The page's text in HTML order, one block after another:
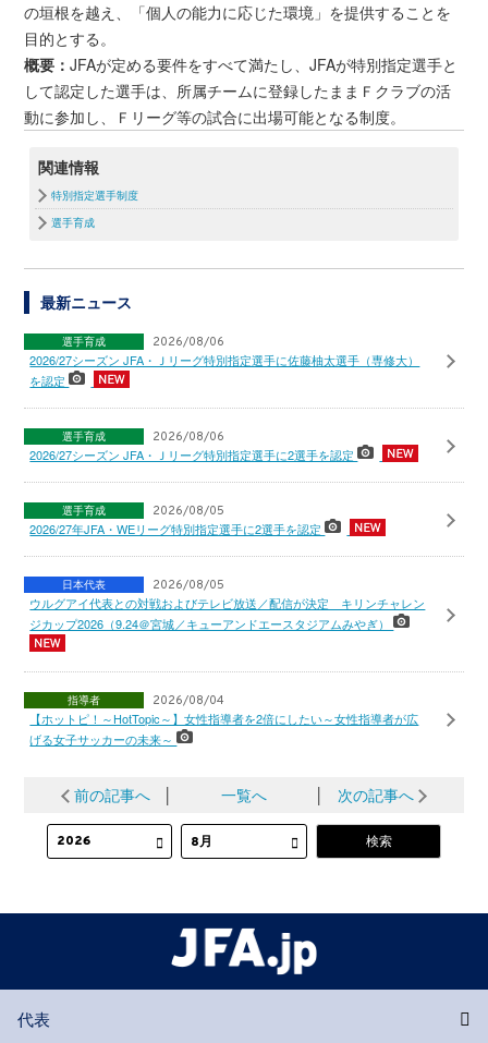
の垣根を越え、「個人の能力に応じた環境」を提供することを
目的とする。
概要：JFAが定める要件をすべて満たし、JFAが特別指定選手と
して認定した選手は、所属チームに登録したままＦクラブの活
動に参加し、Ｆリーグ等の試合に出場可能となる制度。
関連情報
特別指定選手制度
選手育成
最新ニュース
選手育成 2026/08/06
2026/27シーズン JFA・Ｊリーグ特別指定選手に佐藤柚太選手（専修大）
を認定
選手育成 2026/08/06
2026/27シーズン JFA・Ｊリーグ特別指定選手に2選手を認定
選手育成 2026/08/05
2026/27年JFA・WEリーグ特別指定選手に2選手を認定
日本代表 2026/08/05
ウルグアイ代表との対戦およびテレビ放送／配信が決定 キリンチャレン
ジカップ2026（9.24＠宮城／キューアンドエースタジアムみやぎ）
指導者 2026/08/04
【ホットピ！～HotTopic～】女性指導者を2倍にしたい～女性指導者が広
げる女子サッカーの未来～
前の記事へ 一覧へ 次の記事へ
代表